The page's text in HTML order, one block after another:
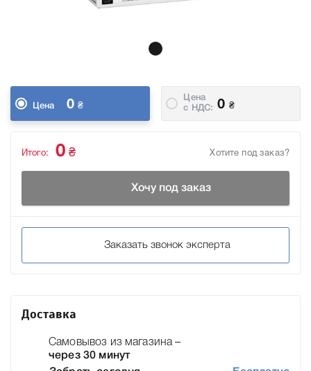
Цена 0 ₴
Цена
c НДС:
0 ₴
Хотите под заказ?
Итого: 0 ₴
Хочу под заказ
Заказать звонок эксперта
Доставка
Самовывоз из магазина –
через 30 минут